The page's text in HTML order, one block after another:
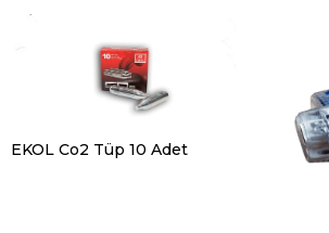
EKOL Co2 Tüp 10 Adet